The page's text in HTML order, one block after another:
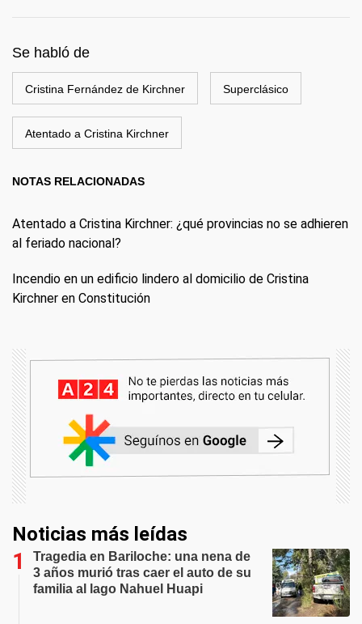
Se habló de
Cristina Fernández de Kirchner Superclásico
Atentado a Cristina Kirchner
NOTAS RELACIONADAS
Atentado a Cristina Kirchner: ¿qué provincias no se adhieren
al feriado nacional?
Incendio en un edificio lindero al domicilio de Cristina
Kirchner en Constitución
Noticias más leídas
Tragedia en Bariloche: una nena de
3 años murió tras caer el auto de su
familia al lago Nahuel Huapi